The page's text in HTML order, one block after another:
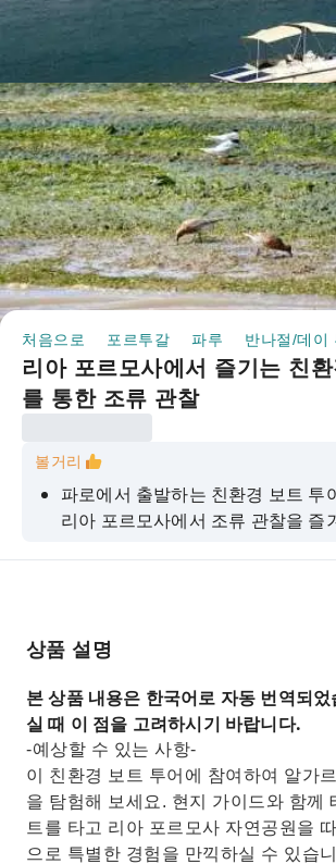
처음으로 포르투갈 파루 반나절/데이
리아 포르모사에서 즐기는 친
를 통한 조류 관찰
볼거리
파로에서 출발하는 친환경 보트 투
리아 포르모사에서 조류 관찰을 즐
상품 설명
본 상품 내용은 한국어로 자동 번역되
실 때 이 점을 고려하시기 바랍니다.
-예상할 수 있는 사항-
이 친환경 보트 투어에 참여하여 알가
을 탐험해 보세요. 현지 가이드와 함께
트를 타고 리아 포르모사 자연공원을
으로 특별한 경험을 만끽하실 수 있습